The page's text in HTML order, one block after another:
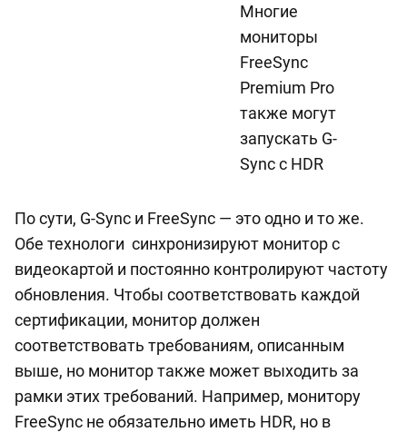
Многие
мониторы
FreeSync
Premium Pro
также могут
запускать G-
Sync с HDR
По сути, G-Sync и FreeSync — это одно и то же.
Обе технологи синхронизируют монитор с
видеокартой и постоянно контролируют частоту
обновления. Чтобы соответствовать каждой
сертификации, монитор должен
соответствовать требованиям, описанным
выше, но монитор также может выходить за
рамки этих требований. Например, монитору
FreeSync не обязательно иметь HDR, но в